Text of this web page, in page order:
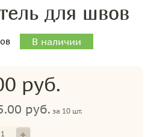
для швов
В наличии
руб.
руб. за 10 шт.